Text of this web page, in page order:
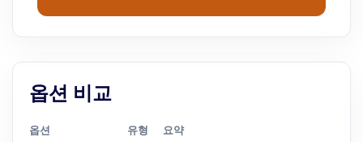
옵션 비교
옵션 유형 요약